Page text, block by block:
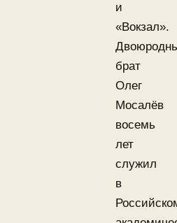
и
«Вокзал».
брат
Олег
Мосалёв
восемь
лет
служил
в